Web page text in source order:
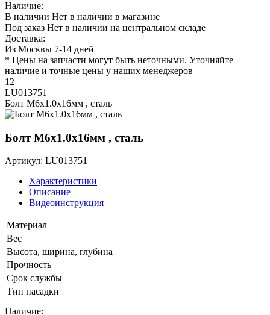
Наличие:
В наличии Нет в наличии в магазине
Под заказ Нет в наличии на центральном складе
Доставка:
Из Москвы 7-14 дней
* Цены на запчасти могут быть неточными. Уточняйте
наличие и точные цены у наших менеджеров
12
LU013751
Болт M6х1.0х16мм , сталь
Болт M6х1.0х16мм , сталь
Артикул: LU013751
Характеристики
Описание
Видеоинструкция
Материал
Вес
Высота, ширина, глубина
Прочность
Срок службы
Тип насадки
Наличие: